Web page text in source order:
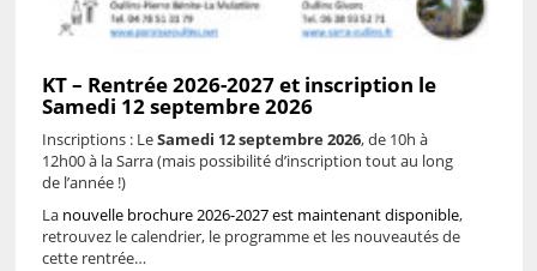
KT – Rentrée 2026-2027 et inscription le
Samedi 12 septembre 2026
Inscriptions : LeSamedi 12 septembre 2026, de 10h à
12h00 à la Sarra (mais possibilité d’inscription tout au long
de l’année !)
La nouvelle brochure 2026-2027 est maintenant disponible,
retrouvez le calendrier, le programme et les nouveautés de
cette rentrée…